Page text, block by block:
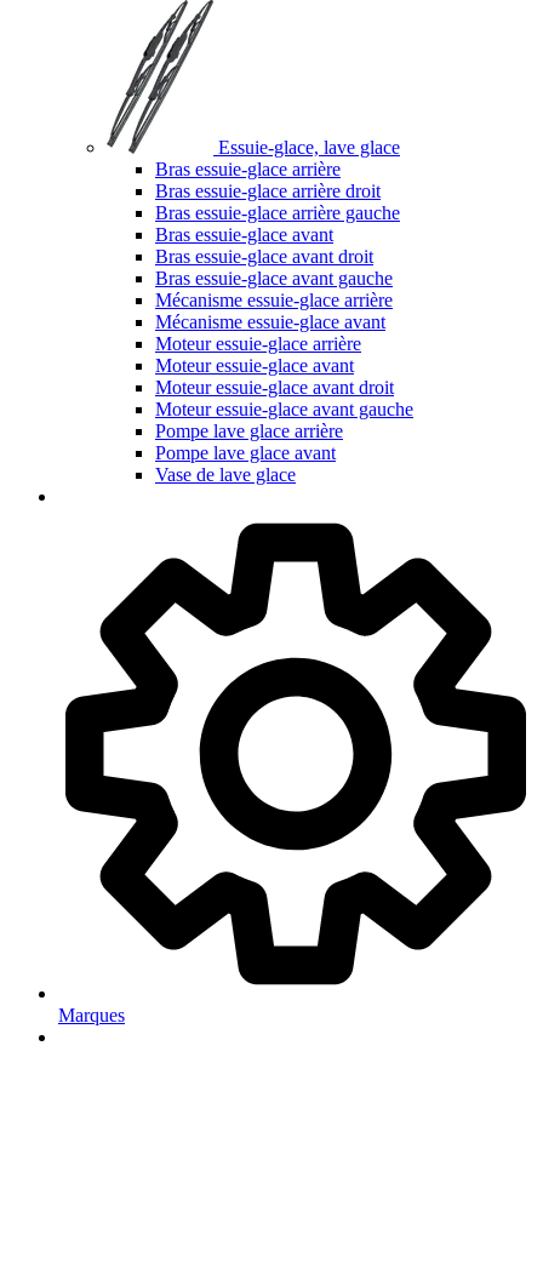
Essuie-glace, lave glace
Bras essuie-glace arrière
Bras essuie-glace arrière droit
Bras essuie-glace arrière gauche
Bras essuie-glace avant
Bras essuie-glace avant droit
Bras essuie-glace avant gauche
Mécanisme essuie-glace arrière
Mécanisme essuie-glace avant
Moteur essuie-glace arrière
Moteur essuie-glace avant
Moteur essuie-glace avant droit
Moteur essuie-glace avant gauche
Pompe lave glace arrière
Pompe lave glace avant
Vase de lave glace
Marques